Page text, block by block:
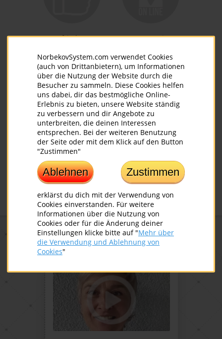
NorbekovSystem.com verwendet Cookies
(auch von Drittanbietern), um Informationen
über die Nutzung der Website durch die
Besucher zu sammeln. Diese Cookies helfen
uns dabei, dir das bestmögliche Online-
Erlebnis zu bieten, unsere Website ständig
zu verbessern und dir Angebote zu
unterbreiten, die deinen Interessen
entsprechen. Bei der weiteren Benutzung
der Seite oder mit dem Klick auf den Button
"Zustimmen"
Ablehnen Zustimmen
erklärst du dich mit der Verwendung von
Cookies einverstanden. Für weitere
Informationen über die Nutzung von
Cookies oder für die Änderung deiner
Einstellungen klicke bitte auf "Mehr über
die Verwendung und Ablehnung von
Cookies"
zufriedene
Präsenzseminare,
Aufzeichnungen
(für lebenslange
Nutzung)
Beratung vor,
während und
nach dem
Training
freundliches und
hilfsbereites
Team
FEEDBACKS VON TEILNEHMERN